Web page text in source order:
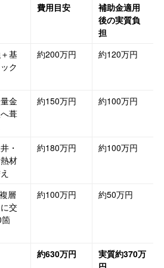
費用目安
補助金適用
後の実質負
担
基
ク
約200万円 約120万円
金
葺
約150万円 約100万円
・
材
約180万円 約100万円
層
交
約100万円 約50万円
約630万円
実質約370万